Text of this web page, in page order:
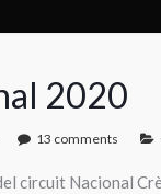
2020
13 comments
circuit Nacional